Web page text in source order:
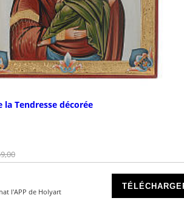
l'APP de Holyart
la Tendresse décorée